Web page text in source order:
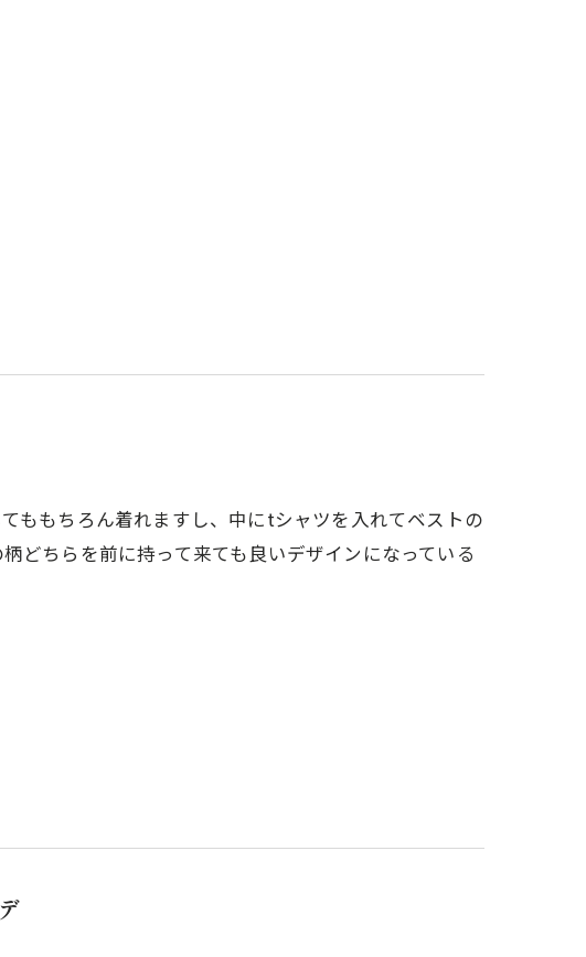
ももちろん着れますし、中にtシャツを入れてベストの
どちらを前に持って来ても良いデザインになっている